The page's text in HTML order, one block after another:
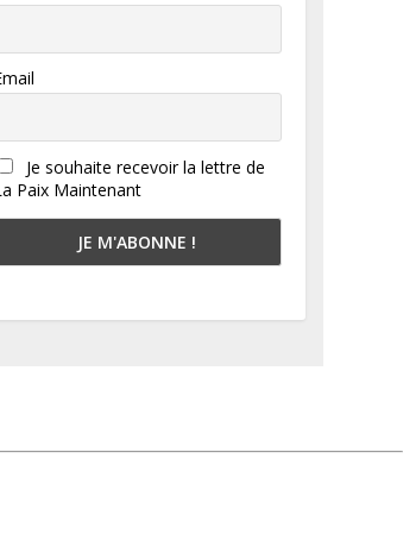
Je souhaite recevoir la lettre de
Paix Maintenant